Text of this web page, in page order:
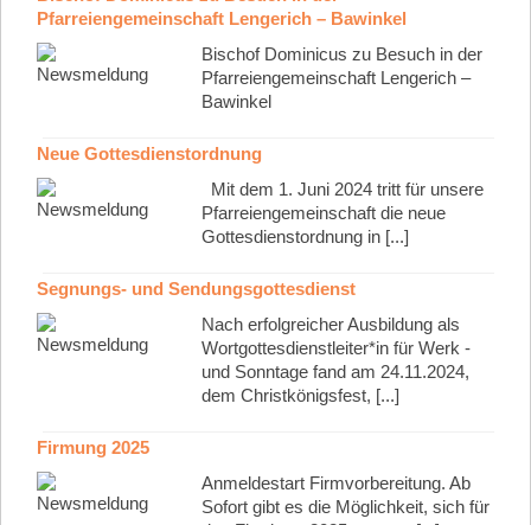
Pfarreiengemeinschaft Lengerich – Bawinkel
Bischof Dominicus zu Besuch in der
Pfarreiengemeinschaft Lengerich –
Bawinkel
Neue Gottesdienstordnung
Mit dem 1. Juni 2024 tritt für unsere
Pfarreiengemeinschaft die neue
Gottesdienstordnung in [...]
Segnungs- und Sendungsgottesdienst
Nach erfolgreicher Ausbildung als
Wortgottesdienstleiter*in für Werk -
und Sonntage fand am 24.11.2024,
dem Christkönigsfest, [...]
Firmung 2025
Anmeldestart Firmvorbereitung. Ab
Sofort gibt es die Möglichkeit, sich für